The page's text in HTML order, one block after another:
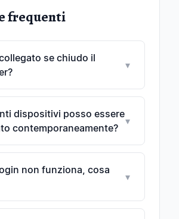
frequenti
se chiudo il
▾
dispositivi posso essere
contemporaneamente?
▾
non funziona, cosa
▾